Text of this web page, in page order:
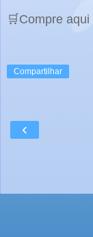
🛒Compre aqui
Compartilhar
‹